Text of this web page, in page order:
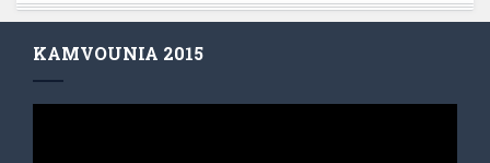
KAMVOUNIA 2015